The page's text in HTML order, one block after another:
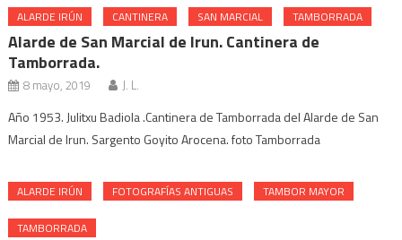
ALARDE IRÚN CANTINERA SAN MARCIAL TAMBORRADA
Alarde de San Marcial de Irun. Cantinera de
Tamborrada.
8 mayo, 2019 J. L.
Año 1953. Julitxu Badiola .Cantinera de Tamborrada del Alarde de San
Marcial de Irun. Sargento Goyito Arocena. foto Tamborrada
ALARDE IRÚN FOTOGRAFÍAS ANTIGUAS TAMBOR MAYOR
TAMBORRADA